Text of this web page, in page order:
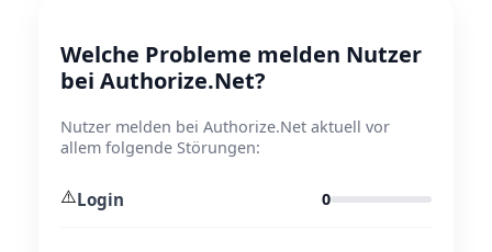
Welche Probleme melden Nutzer
bei Authorize.Net?
Nutzer melden bei Authorize.Net aktuell vor
allem folgende Störungen:
⚠️Login 0